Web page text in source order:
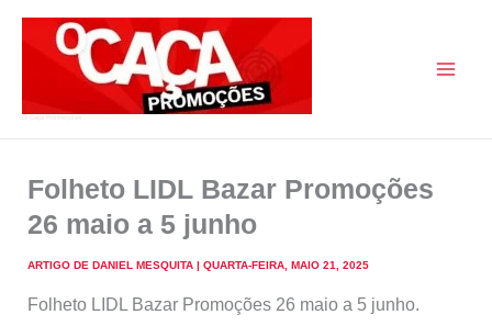
Folheto LIDL Bazar Promoções
26 maio a 5 junho
ARTIGO DE DANIEL MESQUITA | QUARTA-FEIRA, MAIO 21, 2025
Folheto LIDL Bazar Promoções 26 maio a 5 junho.